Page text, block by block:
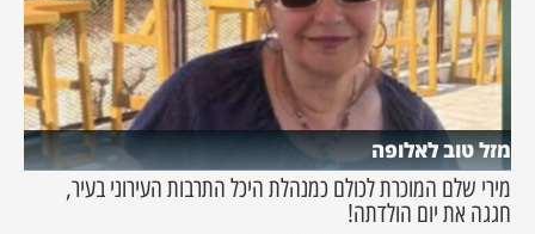
מזל טוב לאלופה
מירי שלם המוכרת לכולם כמנהלת היכל התרבות העירוני בעיר,
חגגה את יום הולדתה!